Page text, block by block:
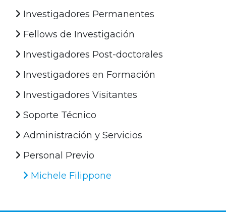
Investigadores Permanentes
Fellows de Investigación
Investigadores Post-doctorales
Investigadores en Formación
Investigadores Visitantes
Soporte Técnico
Administración y Servicios
Personal Previo
Michele Filippone